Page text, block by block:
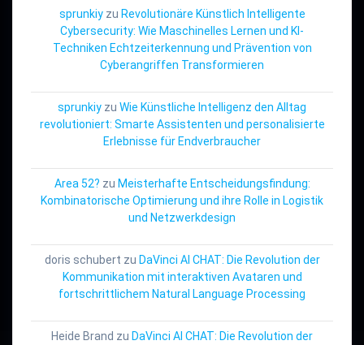
sprunkiyzu Revolutionäre Künstlich Intelligente
Cybersecurity: Wie Maschinelles Lernen und KI-
Techniken Echtzeiterkennung und Prävention von
Cyberangriffen Transformieren
sprunkiy zu Wie Künstliche Intelligenz den Alltag
revolutioniert: Smarte Assistenten und personalisierte
Erlebnisse für Endverbraucher
Area 52? zu Meisterhafte Entscheidungsfindung:
Kombinatorische Optimierung und ihre Rolle in Logistik
und Netzwerkdesign
doris schubert zu DaVinci AI CHAT: Die Revolution der
Kommunikation mit interaktiven Avataren und
fortschrittlichem Natural Language Processing
Heide Brand zu DaVinci AI CHAT: Die Revolution der